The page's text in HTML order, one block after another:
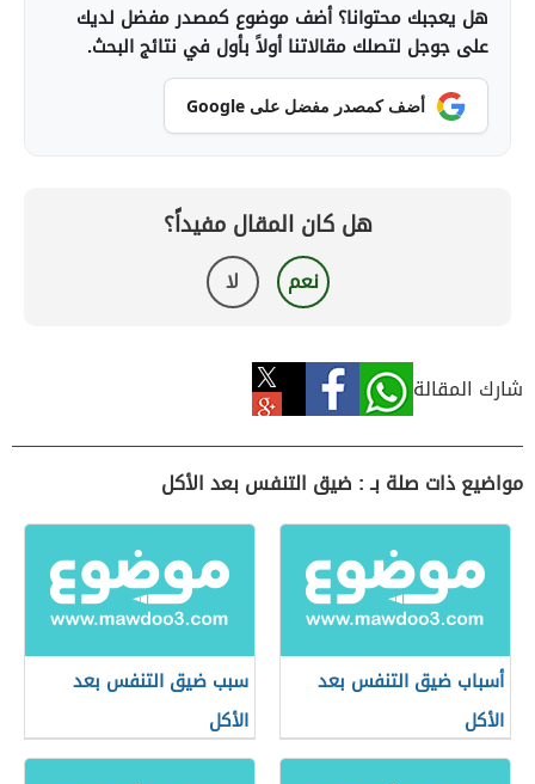
هل يعجبك محتوانا؟ أضف موضوع كمصدر مفضل لديك
على جوجل لتصلك مقالاتنا أولاً بأول في نتائج البحث.
أضف كمصدر مفضل على Google
هل كان المقال مفيداً؟
نعم لا
شارك المقالة
مواضيع ذات صلة بـ : ضيق التنفس بعد الأكل
أسباب ضيق التنفس بعد
الأكل
سبب ضيق التنفس بعد
الأكل